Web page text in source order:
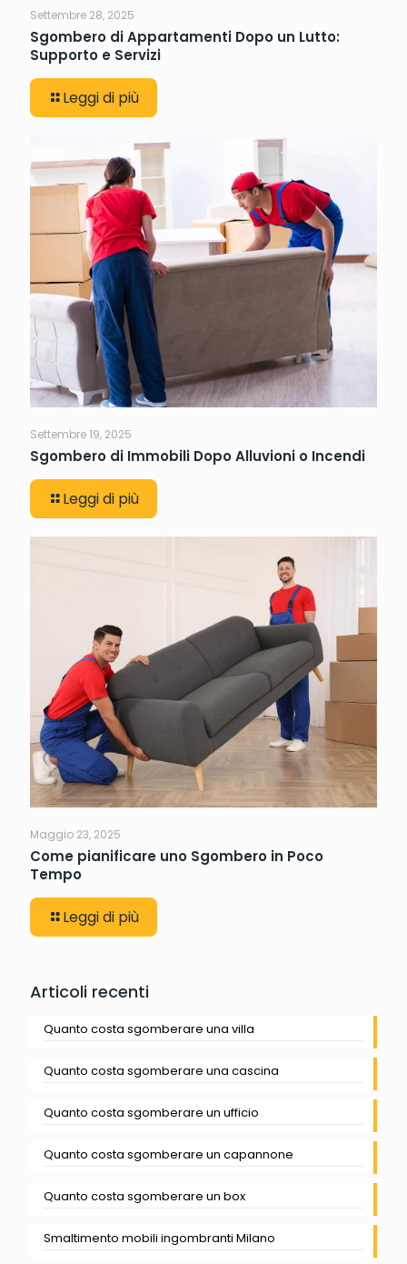
Settembre 28, 2025
Sgombero di Appartamenti Dopo un Lutto:
Supporto e Servizi
Leggi di più
Settembre 19, 2025
Sgombero di Immobili Dopo Alluvioni o Incendi
Leggi di più
Maggio 23, 2025
Come pianificare uno Sgombero in Poco
Tempo
Leggi di più
Articoli recenti
Quanto costa sgomberare una villa
Quanto costa sgomberare una cascina
Quanto costa sgomberare un ufficio
Quanto costa sgomberare un capannone
Quanto costa sgomberare un box
Smaltimento mobili ingombranti Milano